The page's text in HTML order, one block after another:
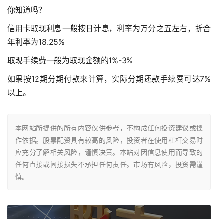
你知道吗？
信用卡取现利息一般按日计息，利率为万分之五左右，折合
年利率为18.25%
取现手续费一般为取现金额的1%-3%
如果按12期分期付款来计算，实际分期还款手续费可达7%
以上。
本网站所提供的所有内容仅供参考，不构成任何投资建议或操
作依据。股票配资具有较高的风险，投资者在使用杠杆交易时
应充分了解相关风险，谨慎决策。本站对因信息使用而导致的
任何直接或间接损失不承担任何责任。市场有风险，投资需谨
慎。